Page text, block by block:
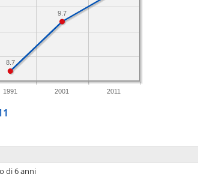
1991 2001 2011
9.7
8.7
di 6 anni